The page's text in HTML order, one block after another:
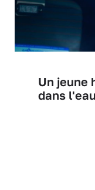
Un jeune
dans